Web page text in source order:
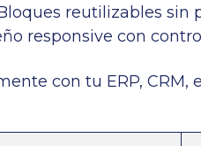
reutilizables sin
responsive con
con tu ERP,